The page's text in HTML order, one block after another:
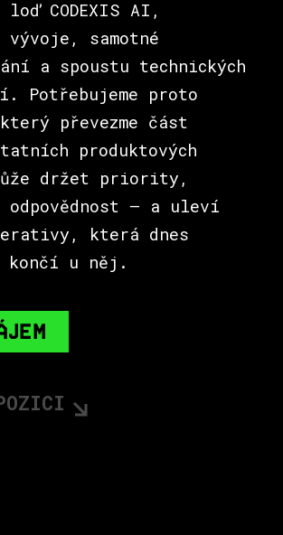
CODEXIS AI,
samotné
a spoustu technických
Potřebujeme proto
převezme část
produktových
držet priority,
– a uleví
která dnes
končí u něj.